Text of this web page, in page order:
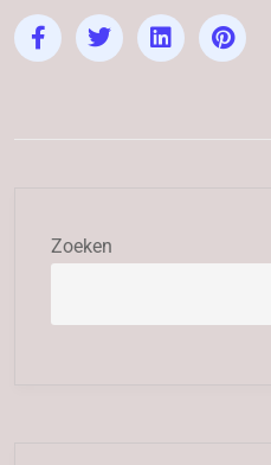
Zoeken